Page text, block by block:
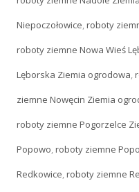
Niepoczołowice,roboty
roboty ziemne Nowa Wieś
Lęborska Ziemia ogrodowa,
ziemne Nowęcin Ziemia
roboty ziemne Pogorzelce
Popowo,roboty ziemne
Redkowice,roboty ziemne